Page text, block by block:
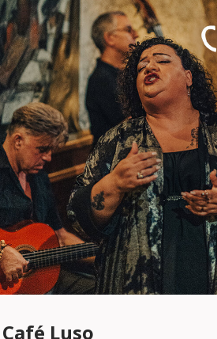
Café Luso